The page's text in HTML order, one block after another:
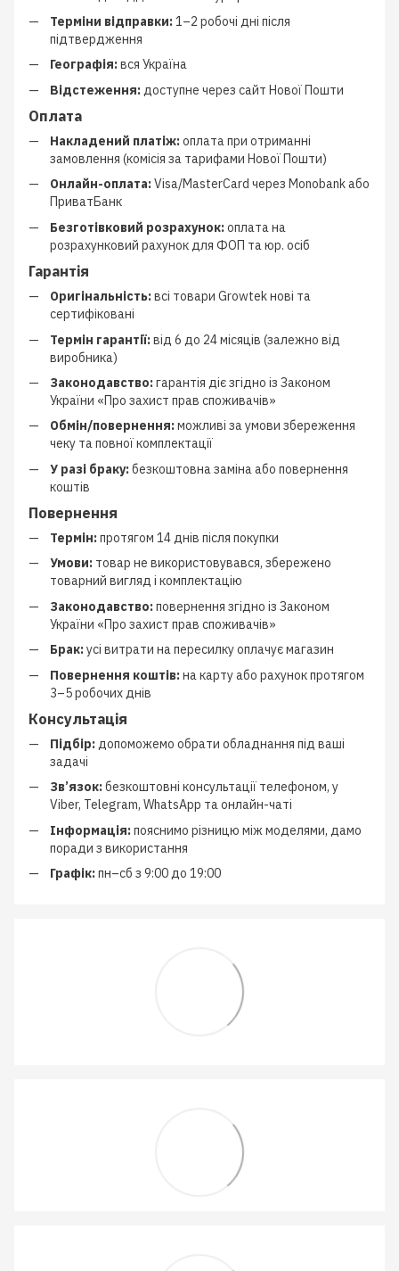
Терміни відправки:1–2 робочі дні після
підтвердження
Географія:вся Україна
Відстеження: доступне через сайт Нової Пошти
Оплата
Накладений платіж:оплата при отриманні
замовлення (комісія за тарифами Нової Пошти)
Онлайн-оплата:Visa/MasterCard через Monobank або
ПриватБанк
Безготівковий розрахунок:оплата на
розрахунковий рахунок для ФОП та юр. осіб
Гарантія
Оригінальність:всі товари Growtek нові та
сертифіковані
Термін гарантії:від 6 до 24 місяців (залежно від
виробника)
Законодавство:гарантія діє згідно із Законом
України «Про захист прав споживачів»
Обмін/повернення:можливі за умови збереження
чеку та повної комплектації
У разі браку:безкоштовна заміна або повернення
коштів
Повернення
Термін:протягом 14 днів після покупки
Умови: товар не використовувався, збережено
товарний вигляд і комплектацію
Законодавство:повернення згідно із Законом
України «Про захист прав споживачів»
Брак:усі витрати на пересилку оплачує магазин
Повернення коштів:на карту або рахунок протягом
3–5 робочих днів
Консультація
Підбір:допоможемо обрати обладнання під ваші
задачі
Зв’язок:безкоштовні консультації телефоном, у
Viber, Telegram, WhatsApp та онлайн-чаті
Інформація:пояснимо різницю між моделями, дамо
поради з використання
Графік:пн–сб з 9:00 до 19:00